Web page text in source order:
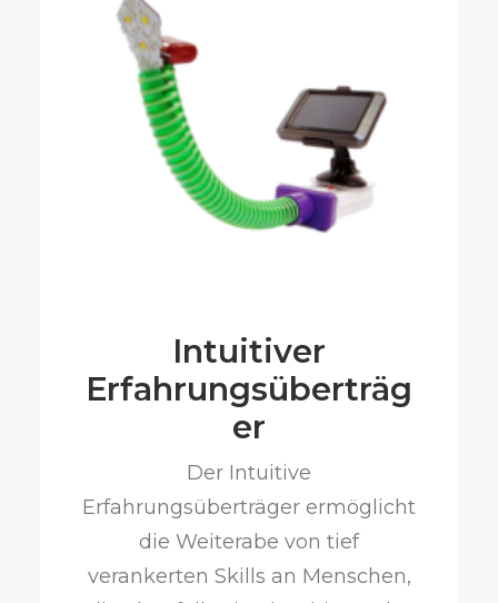
Intuitiver
Erfahrungsüberträg
er
Der Intuitive
Erfahrungsüberträger ermöglicht
die Weiterabe von tief
verankerten Skills an Menschen,